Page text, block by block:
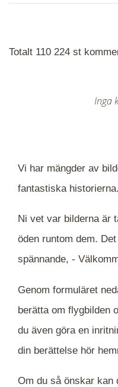
Totalt 110 224 st
Inga
Vi har mängder av
fantastiska historierna.
Ni vet var bilderna är
öden runtom dem.
spännande, -
Genom formuläret
berätta om flygbilden
du även göra en
din berättelse hör
Om du så önskar kan